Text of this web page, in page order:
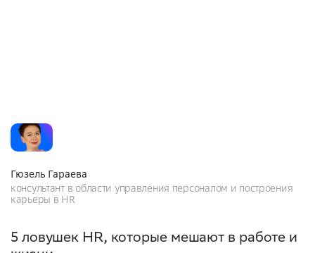
Гюзель Гараева
консультант в области управления персоналом и построения
карьеры в HR
5 ловушек HR, которые мешают в работе и